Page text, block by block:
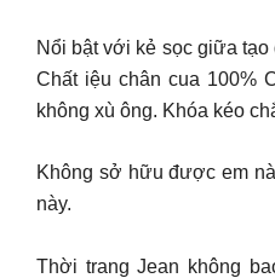
Nổi bật với kẻ sọc giữa
Chất iệu chân cua 100%
không xù ông. Khóa kéo
Không sở hữu được em
này.
Thời trang Jean không